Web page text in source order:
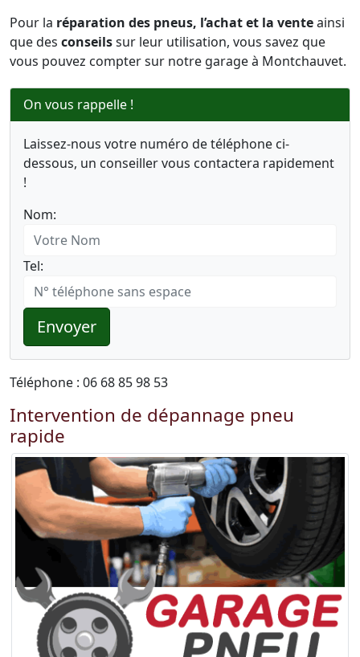
Pour la réparation des pneus, l’achat et la venteainsi
que des conseilssur leur utilisation, vous savez que
vous pouvez compter sur notre garage à Montchauvet.
On vous rappelle !
Laissez-nous votre numéro de téléphone ci-
dessous, un conseiller vous contactera rapidement
!
Nom:
Tel:
Envoyer
Téléphone : 06 68 85 98 53
Intervention de dépannage pneu
rapide